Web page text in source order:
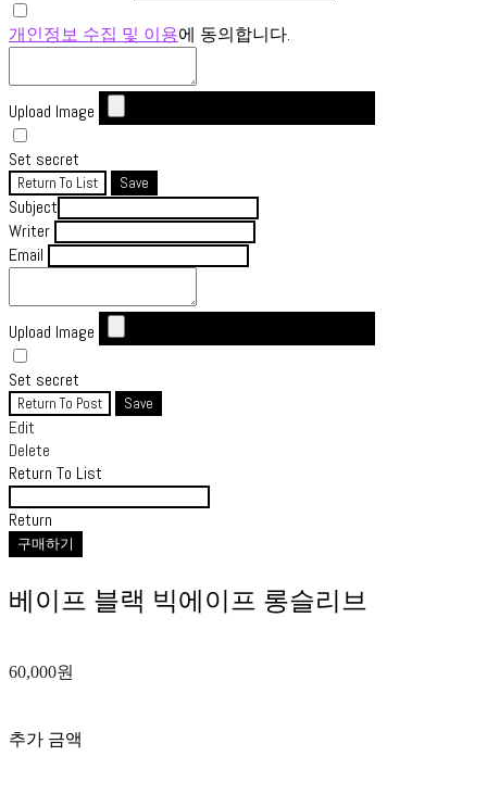
개인정보 수집 및 이용에 동의합니다.
Upload Image
Set secret
Return To List Save
Subject
Writer
Email
Upload Image
Set secret
Return To Post Save
Edit
Delete
Return To List
Return
구매하기
베이프 블랙 빅에이프 롱슬리브
60,000원
추가 금액